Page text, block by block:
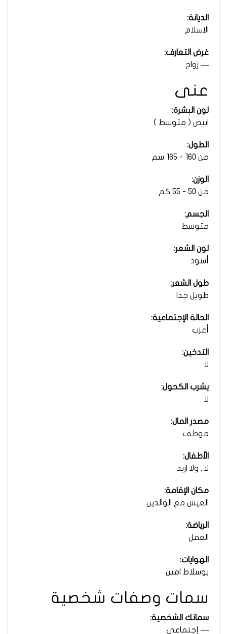
الديانة:
الاسلام
غرض التعارف:
— زواج
عنى
لون البشرة:
ابيض ( متوسط )
الطول:
من 160 - 165 سم
الوزن:
من 50 - 55 كم
الجسم:
متوسط
لون الشعر:
أسود
طول الشعر:
طويل جدا
الحالة الإجتماعية:
أعزب
التدخين:
لا
يشرب الكحول:
لا
مصدر المال:
موظف
الأطفال:
لا . ولا اريد
مكان الإقامة:
العيش مع الوالدين
الرياضة:
العمل
الهوايات:
بوسلاط امين
سمات وصفات شخصية
سماتك الشخصية:
— إجتماعى